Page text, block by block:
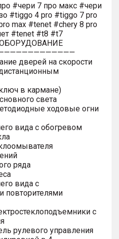
#чери 7 про макс #чери
#tiggo 4 pro #tiggo 7 pro
max #tenet #chery 8 pro
#tenet #t8 #t7
дверей на скорости
в кармане)
света
ходовые огни
вида с обогревом
ряда
вида с
повторителями
с
рулевого управления